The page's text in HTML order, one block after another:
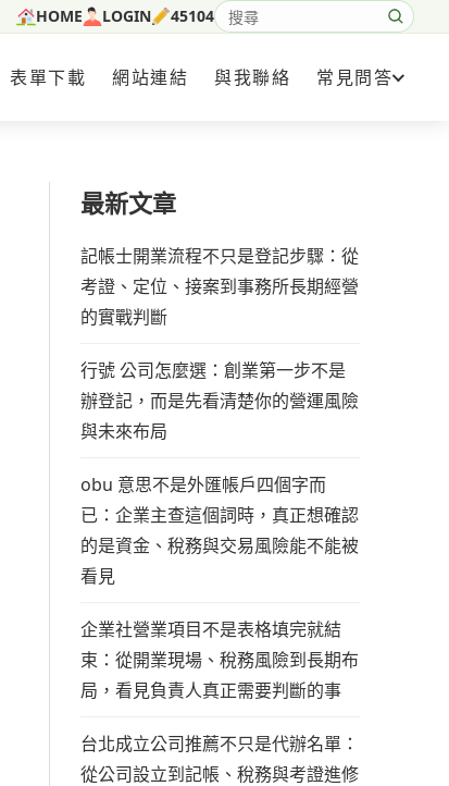
HOME LOGIN 45104
搜尋網站內容
表單下載 網站連結 與我聯絡 常見問答
最新文章
記帳士開業流程不只是登記步驟：從
考證、定位、接案到事務所長期經營
的實戰判斷
行號 公司怎麼選：創業第一步不是
辦登記，而是先看清楚你的營運風險
與未來布局
obu 意思不是外匯帳戶四個字而
已：企業主查這個詞時，真正想確認
的是資金、稅務與交易風險能不能被
看見
企業社營業項目不是表格填完就結
束：從開業現場、稅務風險到長期布
局，看見負責人真正需要判斷的事
台北成立公司推薦不只是代辦名單：
從公司設立到記帳、稅務與考證進修